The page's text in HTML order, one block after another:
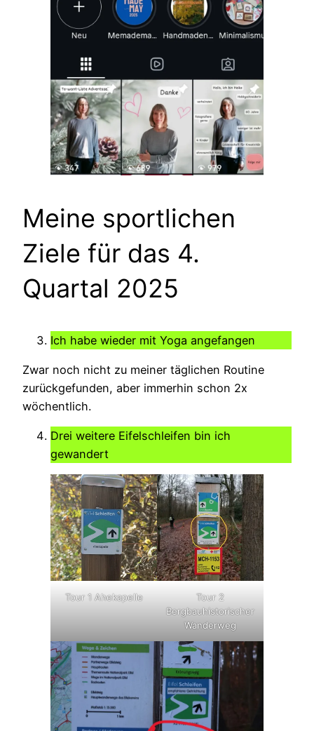
Meine sportlichen
Ziele für das 4.
Quartal 2025
Ich habe wieder mit Yoga angefangen
Zwar noch nicht zu meiner täglichen Routine
zurückgefunden, aber immerhin schon 2x
wöchentlich.
Drei weitere Eifelschleifen bin ich
gewandert
Tour 1 Ahekapelle
Tour 2
Bergbauhistorischer
Wanderweg